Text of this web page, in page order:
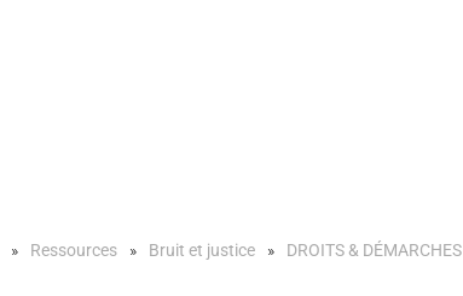
Ressources Bruit et justice DROITS & DÉMARCHES